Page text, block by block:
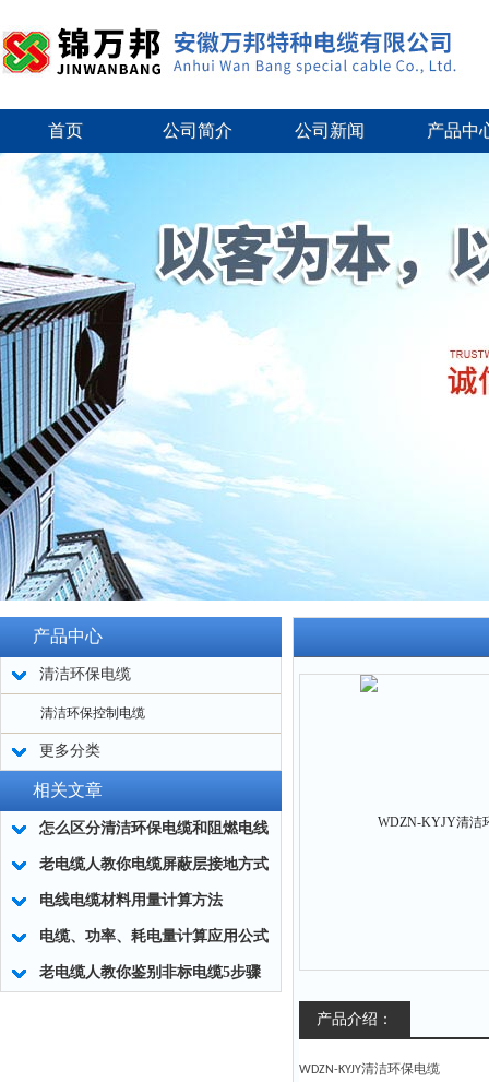
首页 公司简介 公司新闻 产品中
产品中心
清洁环保电缆
清洁环保控制电缆
更多分类
相关文章
怎么区分清洁环保电缆和阻燃电线
老电缆人教你电缆屏蔽层接地方式
电线电缆材料用量计算方法
电缆、功率、耗电量计算应用公式
老电缆人教你鉴别非标电缆5步骤
产品介绍：
WDZN-KYJY清洁环保电缆